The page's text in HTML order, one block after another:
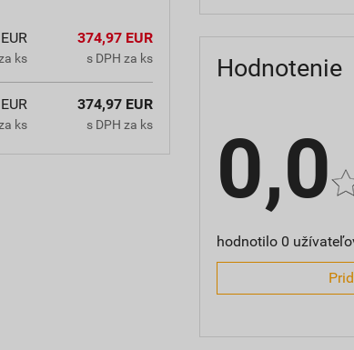
ks
374,97 EUR
s DPH za ks
ks
374,97 EUR
s DPH za ks
Hodnotenie
0,0
hodnotilo 0